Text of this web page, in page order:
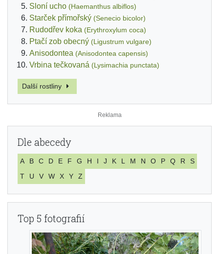
Sloní ucho (Haemanthus albiflos)
Starček přímořský (Senecio bicolor)
Rudodřev koka (Erythroxylum coca)
Ptačí zob obecný (Ligustrum vulgare)
Anisodontea (Anisodontea capensis)
Vrbina tečkovaná (Lysimachia punctata)
Další rostliny
Dle abecedy
A B C D E F G H I J K L M N O P Q R
S
T
U V W X Y Z
Top 5 fotografií